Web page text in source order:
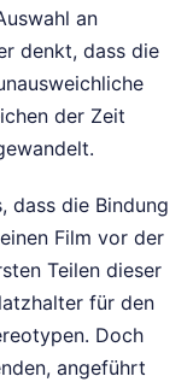
an
denkt, dass die
der Zeit
dass die Bindung
Film vor der
Teilen dieser
für den
Doch
angeführt